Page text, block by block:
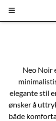
Hopp til innhold
Neo Noir
elegante stil
ønsker å
både